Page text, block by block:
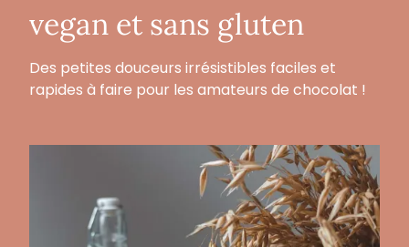
vegan et sans gluten
Des petites douceurs irrésistibles faciles et
rapides à faire pour les amateurs de chocolat !